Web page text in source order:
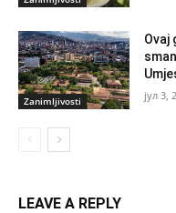
Zanimljivosti
Ovaj
јул 3,
LEAVE A REPLY